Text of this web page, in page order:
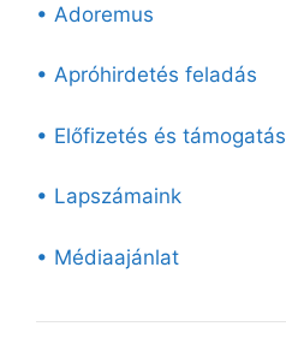
• Adoremus
• Apróhirdetés feladás
• Előfizetés és támogatás
• Lapszámaink
• Médiaajánlat